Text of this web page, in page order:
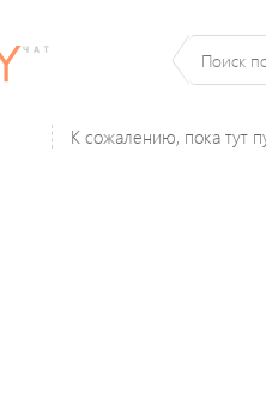
К сожалению, пока тут